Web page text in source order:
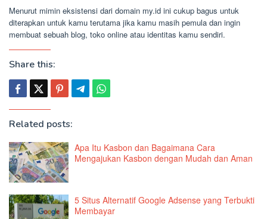
Menurut mimin eksistensi dari domain my.id ini cukup bagus untuk
diterapkan untuk kamu terutama jika kamu masih pemula dan ingin
membuat sebuah blog, toko online atau identitas kamu sendiri.
Share this:
Related posts:
Apa Itu Kasbon dan Bagaimana Cara
Mengajukan Kasbon dengan Mudah dan Aman
5 Situs Alternatif Google Adsense yang Terbukti
Membayar